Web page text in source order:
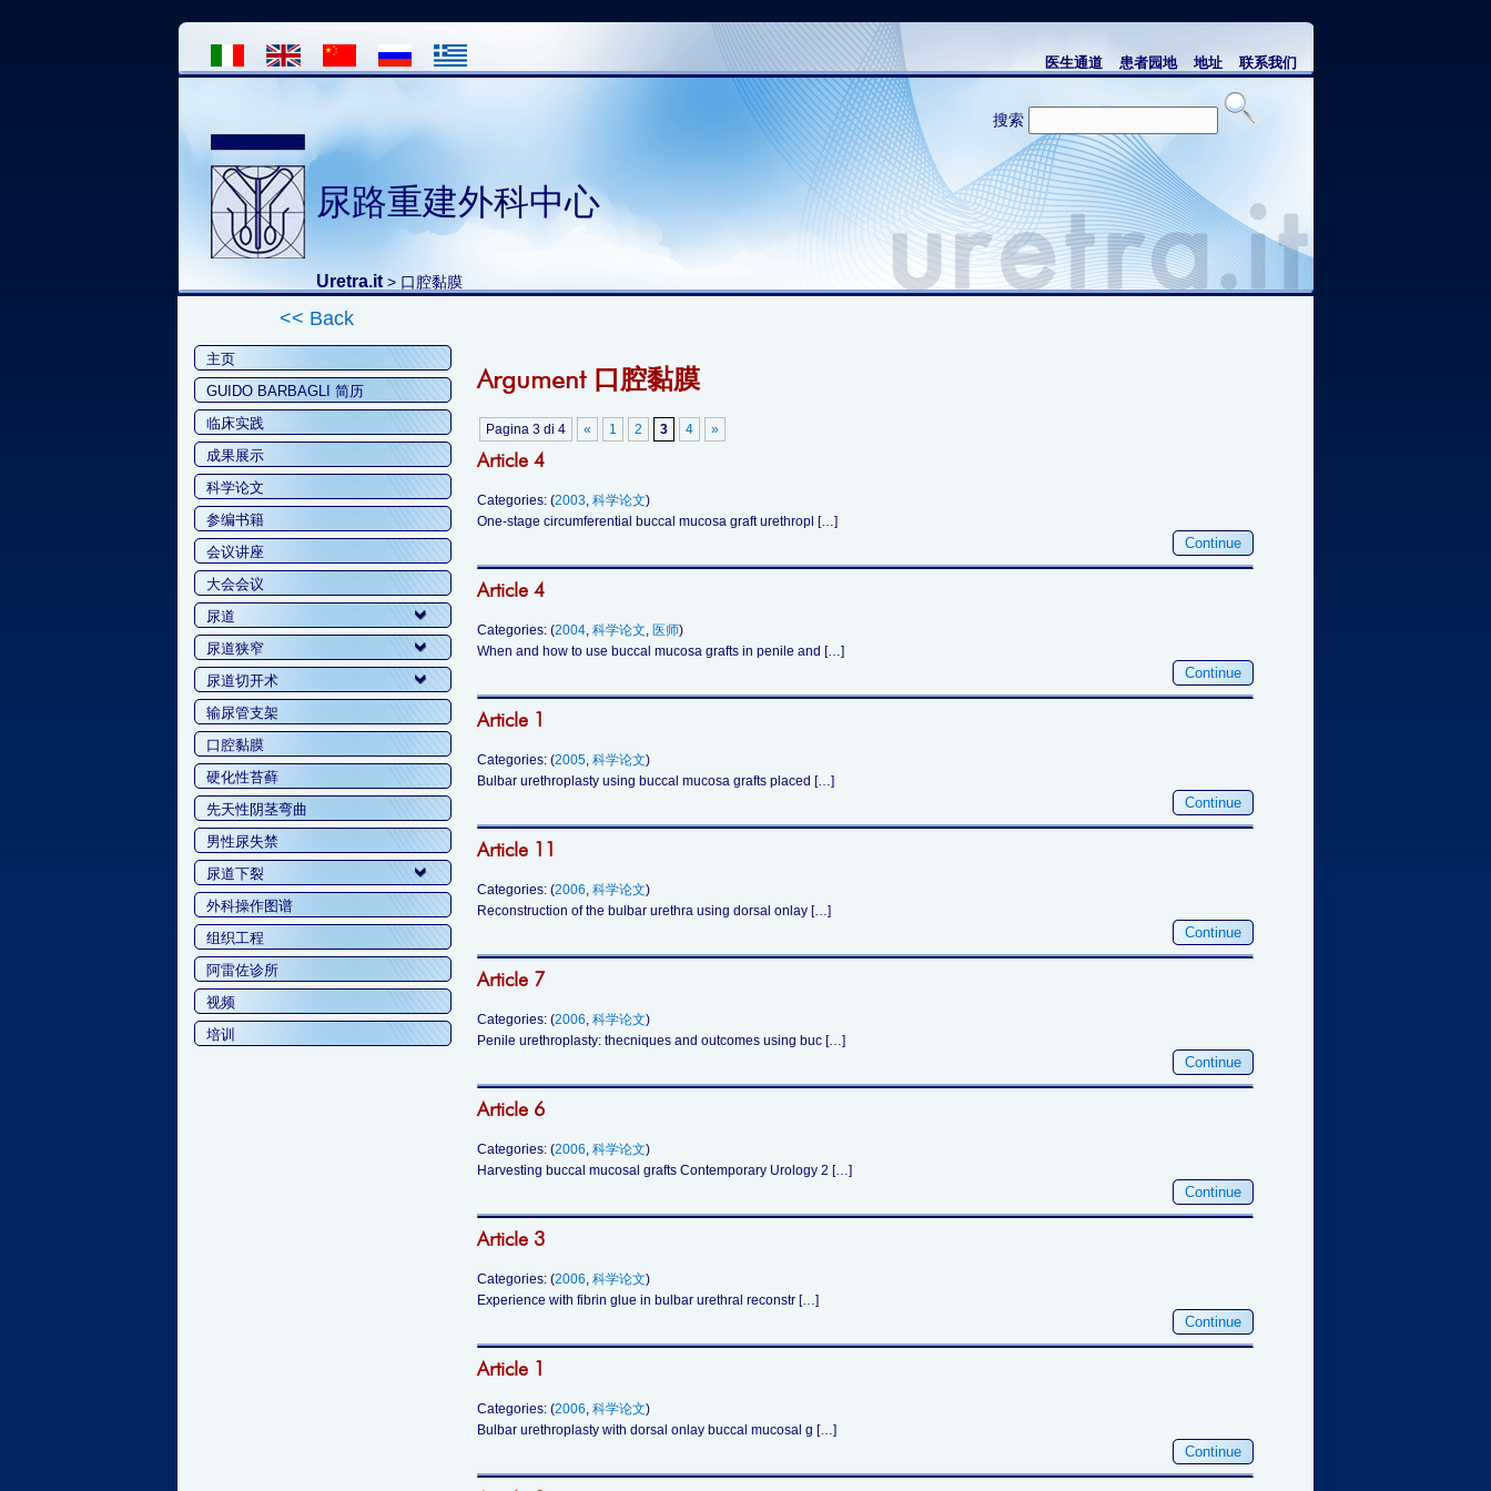
联系我们
地址
患者园地
医生通道
搜索
尿路重建外科中心
Uretra.it > 口腔黏膜
<< Back
主页
GUIDO BARBAGLI 简历
临床实践
成果展示
科学论文
参编书籍
会议讲座
大会会议
尿道
尿道狭窄
尿道切开术
输尿管支架
口腔黏膜
硬化性苔藓
先天性阴茎弯曲
男性尿失禁
尿道下裂
外科操作图谱
组织工程
阿雷佐诊所
视频
培训
Argument 口腔黏膜
Pagina 3 di 4 « 1 2 3 4 »
Article 4
Categories: (2003, 科学论文)
One-stage circumferential buccal mucosa graft urethropl […]
Continue
Article 4
Categories: (2004, 科学论文, 医师)
When and how to use buccal mucosa grafts in penile and […]
Continue
Article 1
Categories: (2005, 科学论文)
Bulbar urethroplasty using buccal mucosa grafts placed […]
Continue
Article 11
Categories: (2006, 科学论文)
Reconstruction of the bulbar urethra using dorsal onlay […]
Continue
Article 7
Categories: (2006, 科学论文)
Penile urethroplasty: thecniques and outcomes using buc […]
Continue
Article 6
Categories: (2006, 科学论文)
Harvesting buccal mucosal grafts Contemporary Urology 2 […]
Continue
Article 3
Categories: (2006, 科学论文)
Experience with fibrin glue in bulbar urethral reconstr […]
Continue
Article 1
Categories: (2006, 科学论文)
Bulbar urethroplasty with dorsal onlay buccal mucosal g […]
Continue